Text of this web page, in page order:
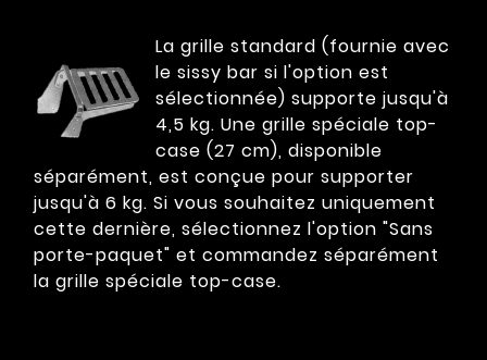
La grille standard (fournie avec
le sissy bar si l'option est
sélectionnée) supporte jusqu'à
4,5 kg. Une grille spéciale top-
case (27 cm), disponible
séparément, est conçue pour supporter
jusqu'à 6 kg. Si vous souhaitez uniquement
cette dernière, sélectionnez l'option "Sans
porte-paquet" et commandez séparément
la grille spéciale top-case.